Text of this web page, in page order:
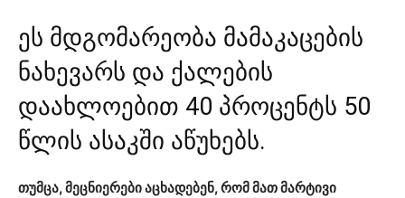
ეს მდგომარეობა მამაკაცების
ნახევარს და ქალების
დაახლოებით 40 პროცენტს 50
წლის ასაკში აწუხებს.
თუმცა, მეცნიერები აცხადებენ, რომ მათ მარტივი